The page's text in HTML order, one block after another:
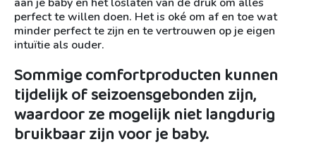
perfect te willen doen. Het is oké om af en toe wat
minder perfect te zijn en te vertrouwen op je eigen
intuïtie als ouder.
Sommige comfortproducten kunnen
tijdelijk of seizoensgebonden zijn,
waardoor ze mogelijk niet langdurig
bruikbaar zijn voor je baby.